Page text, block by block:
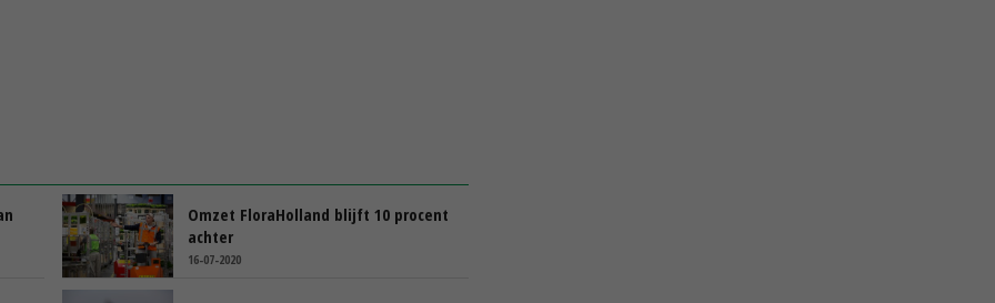
Omzet FloraHolland blijft 10 procent
achter
16-07-2020